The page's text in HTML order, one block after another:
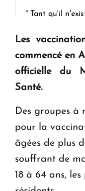
" Tant qu'il
KASA : 30 ans
en Arménie
Le premier
ouvrira ses
Les
commencé en
officielle du
Santé.
Des groupes à
pour la
âgées de plus
souffrant de
18 à 64 ans,